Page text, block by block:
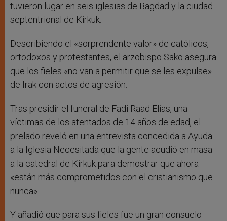
tuvieron lugar en seis iglesias de Bagdad y la ciudad
septentrional de Kirkuk.
Describiendo el «sorprendente valor» de católicos,
ortodoxos y protestantes, el arzobispo Sako asegura
que los fieles «no van a permitir que se les expulse»
de Irak con actos de agresión.
Tras presidir el funeral de Fadi Raad Elías, una
víctimas de los atentados de 14 años de edad, el
prelado reveló en una entrevista concedida a Ayuda
a la Iglesia Necesitada que la gente acudió en masa
a la catedral de Kirkuk para demostrar que ahora
«están más comprometidos con el cristianismo que
nunca».
Y añadió que para sus fieles fue un gran consuelo